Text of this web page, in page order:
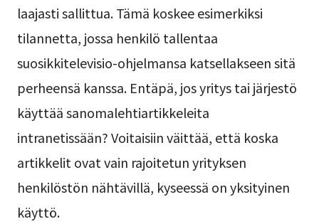
laajasti sallittua. Tämä koskee esimerkiksi
tilannetta, jossa henkilö tallentaa
suosikkitelevisio-ohjelmansa katsellakseen sitä
perheensä kanssa. Entäpä, jos yritys tai järjestö
käyttää sanomalehtiartikkeleita
intranetissään? Voitaisiin väittää, että koska
artikkelit ovat vain rajoitetun yrityksen
henkilöstön nähtävillä, kyseessä on yksityinen
käyttö.